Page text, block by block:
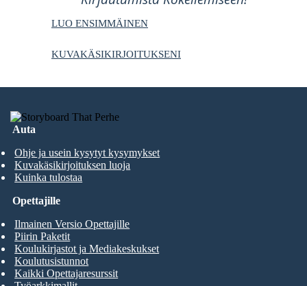
LUO ENSIMMÄINEN
KUVAKÄSIKIRJOITUKSENI
Auta
Ohje ja usein kysytyt kysymykset
Kuvakäsikirjoituksen luoja
Kuinka tulostaa
Opettajille
Ilmainen Versio Opettajille
Piirin Paketit
Koulukirjastot ja Mediakeskukset
Koulutusistunnot
Kaikki Opettajaresurssit